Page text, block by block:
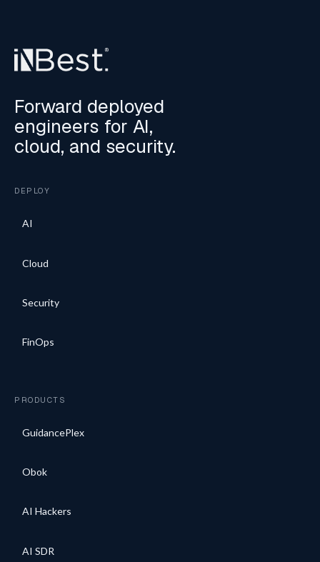
Forward deployed
engineers for AI,
cloud, and security.
DEPLOY
AI
Cloud
Security
FinOps
PRODUCTS
GuidancePlex
Obok
AI Hackers
AI SDR